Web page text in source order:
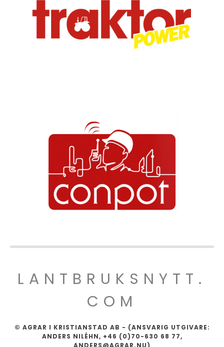
LANTBRUKSNYTT.
COM
© AGRAR I KRISTIANSTAD AB - (ANSVARIG UTGIVARE:
ANDERS NILÉHN, +46 (0)70-630 68 77,
ANDERS@AGRAR.NU)